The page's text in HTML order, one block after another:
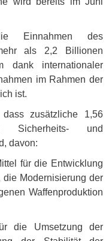
Einnahmen des
als 2,2 Billionen
dank internationaler
im Rahmen der
ist.
zusätzliche 1,56
und
davon:
für die Entwicklung
Modernisierung der
Waffenproduktion
die Umsetzung der